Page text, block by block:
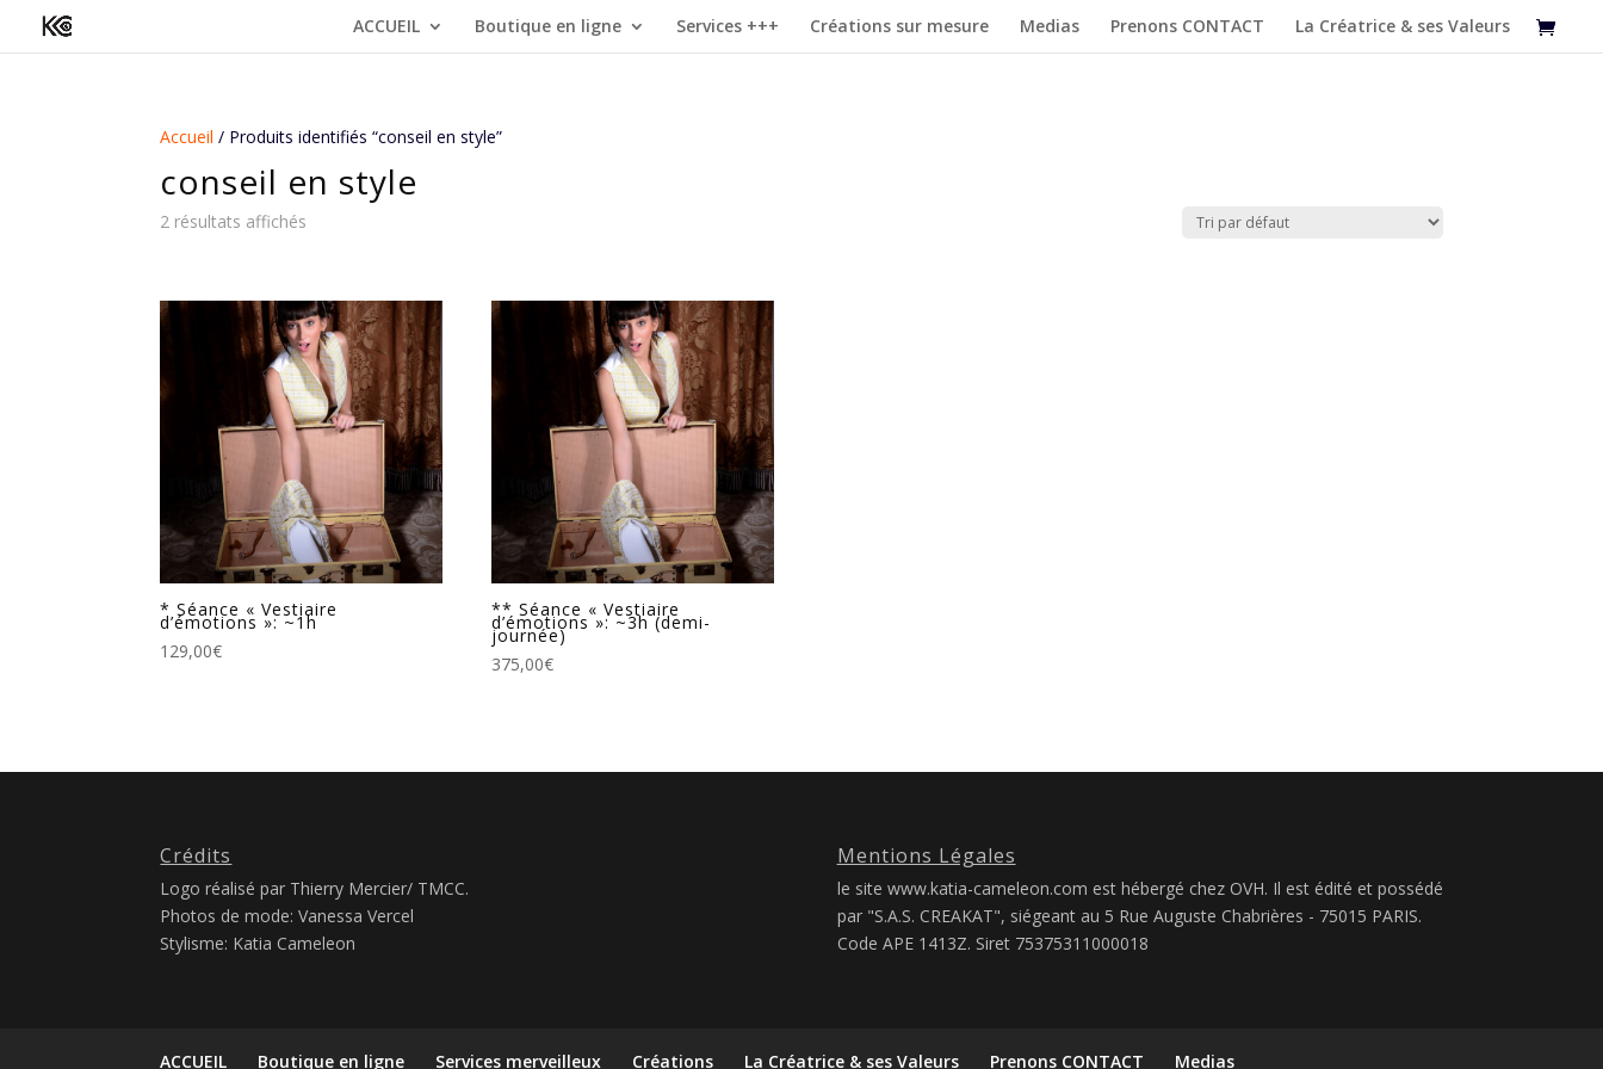
ACCUEIL Boutique en ligne Services +++ Créations sur mesure Medias Prenons CONTACT La Créatrice & ses Valeurs
Accueil / Produits identifiés “conseil en style”
conseil en style
2 résultats affichés
* Séance « Vestiaire
d’émotions »: ~1h
129,00€
** Séance « Vestiaire
d’émotions »: ~3h (demi-
journée)
375,00€
Crédits
Logo réalisé par Thierry Mercier/ TMCC.
Photos de mode: Vanessa Vercel
Stylisme: Katia Cameleon
Mentions Légales
le site www.katia-cameleon.com est hébergé chez OVH. Il est édité et possédé
par "S.A.S. CREAKAT", siégeant au 5 Rue Auguste Chabrières - 75015 PARIS.
Code APE 1413Z. Siret 75375311000018
ACCUEIL Boutique en ligne Services merveilleux Créations La Créatrice & ses Valeurs Prenons CONTACT Medias